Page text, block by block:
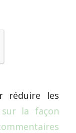
réduire les
la façon